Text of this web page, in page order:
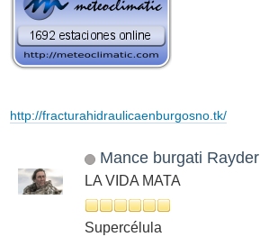
http://fracturahidraulicaenburgosno.tk/
Mance burgati Rayder
LA VIDA MATA
Supercélula